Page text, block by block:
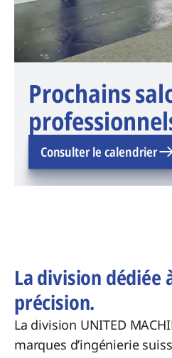
Prochains
Consulter le calendrier
La division dédiée
précision.
La division UNITED
marques d’ingénierie